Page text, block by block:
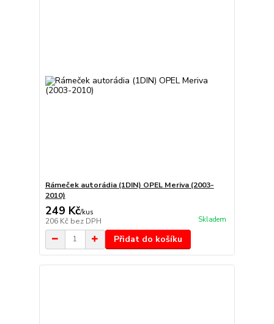
Rámeček autorádia (1DIN) OPEL Meriva (2003-
2010)
249 Kč/kus
206 Kč bez DPH Skladem
Přidat do košíku